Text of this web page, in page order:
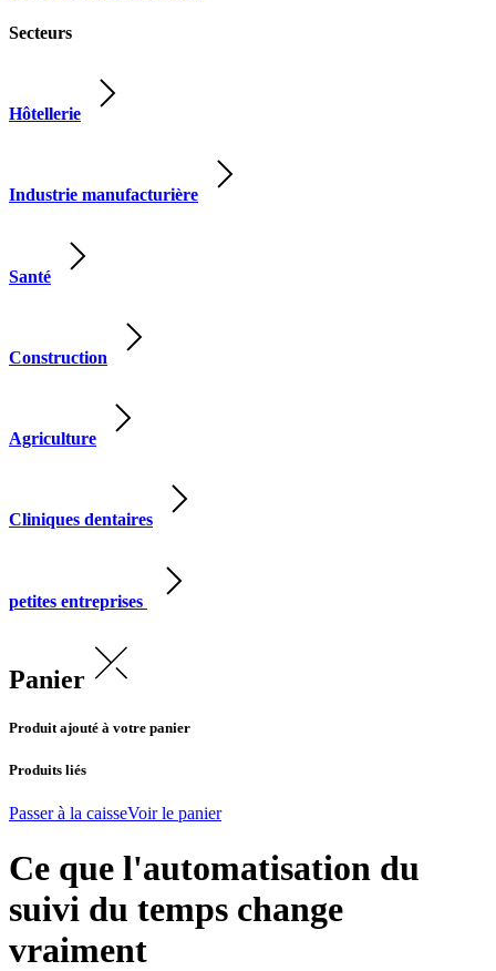
Secteurs
Hôtellerie
Industrie manufacturière
Santé
Construction
Agriculture
Cliniques dentaires
petites entreprises
Panier
Produit ajouté à votre panier
Produits liés
Passer à la caisseVoir le panier
Ce que l'automatisation du
suivi du temps change
vraiment